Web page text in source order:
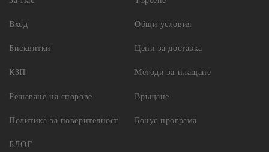
Вход Общи условия
Бисквитки
КЗП
Решаване на спорове
Политика за поверителност
Цени за доставка
Методи за плащане
Връщане
Бонус програма
БЛОГ